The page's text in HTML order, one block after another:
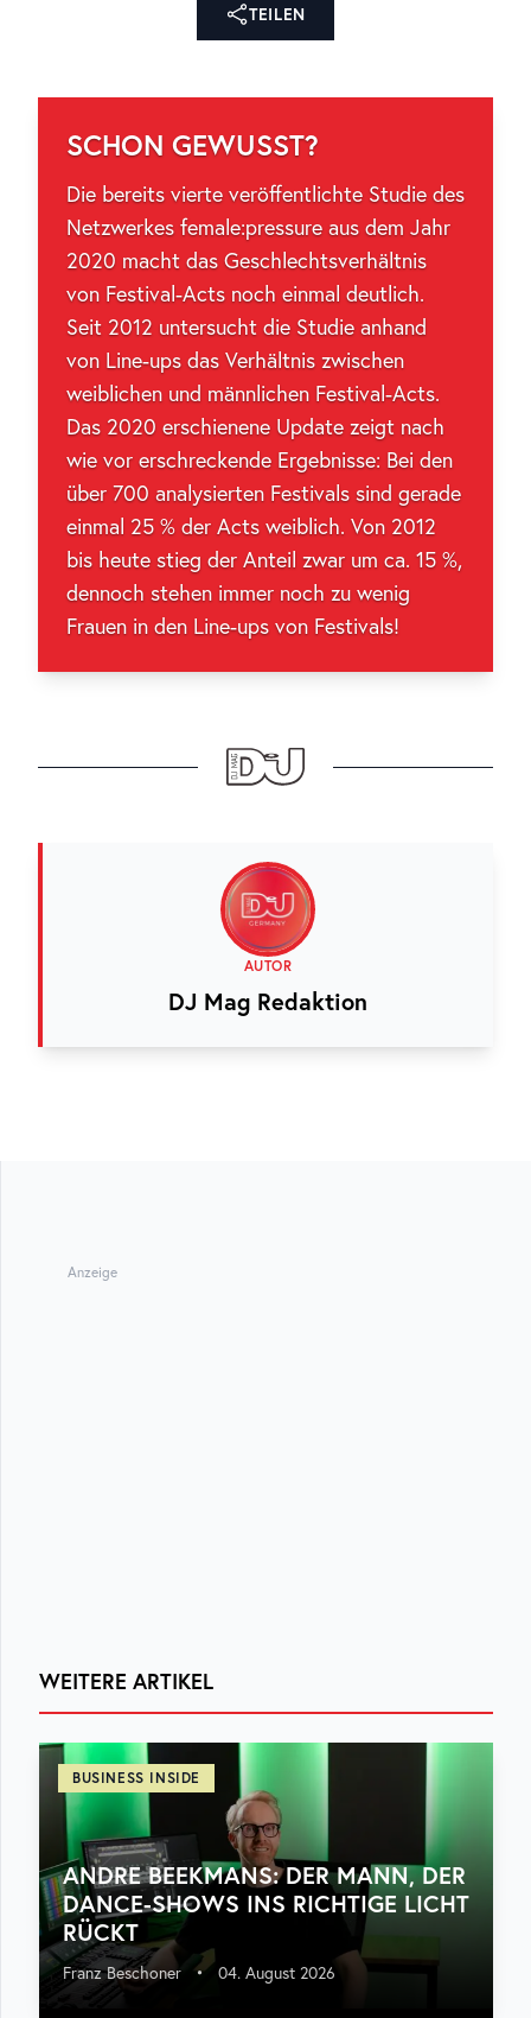
TEILEN
SCHON GEWUSST?
Die bereits vierte veröffentlichte Studie des
Netzwerkes female:pressure aus dem Jahr
2020 macht das Geschlechtsverhältnis
von Festival-Acts noch einmal deutlich.
Seit 2012 untersucht die Studie anhand
von Line-ups das Verhältnis zwischen
weiblichen und männlichen Festival-Acts.
Das 2020 erschienene Update zeigt nach
wie vor erschreckende Ergebnisse: Bei den
über 700 analysierten Festivals sind gerade
einmal 25 % der Acts weiblich. Von 2012
bis heute stieg der Anteil zwar um ca. 15 %,
dennoch stehen immer noch zu wenig
Frauen in den Line-ups von Festivals!
AUTOR
DJ Mag Redaktion
Anzeige
WEITERE ARTIKEL
BUSINESS INSIDE
ANDRE BEEKMANS: DER MANN, DER
DANCE-SHOWS INS RICHTIGE LICHT
RÜCKT
Franz Beschoner • 04. August 2026